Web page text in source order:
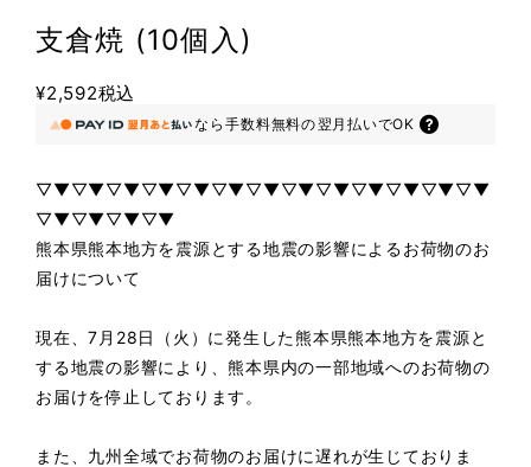
支倉焼 (10個入)
¥2,592税込
なら 手数料無料の翌月払いでOK
▽▼▽▼▽▼▽▼▽▼▽▼▽▼▽▼▽▼▽▼▽▼▽▼▽▼
▽▼▽▼▽▼▽▼
熊本県熊本地方を震源とする地震の影響によるお荷物のお
届けについて
現在、7月28日（火）に発生した熊本県熊本地方を震源と
する地震の影響により、熊本県内の一部地域へのお荷物の
お届けを停止しております。
また、九州全域でお荷物のお届けに遅れが生じておりま